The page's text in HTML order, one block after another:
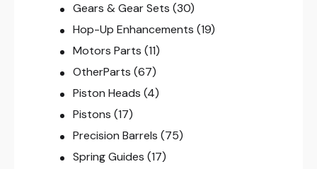
Gears & Gear Sets (30)
Hop-Up Enhancements (19)
Motors Parts (11)
OtherParts (67)
Piston Heads (4)
Pistons (17)
Precision Barrels (75)
Spring Guides (17)